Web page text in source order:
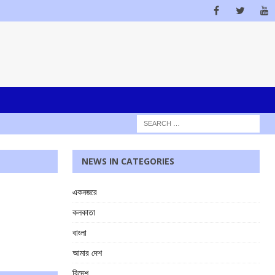
NEWS IN CATEGORIES
একনজরে
কলকাতা
বাংলা
আমার দেশ